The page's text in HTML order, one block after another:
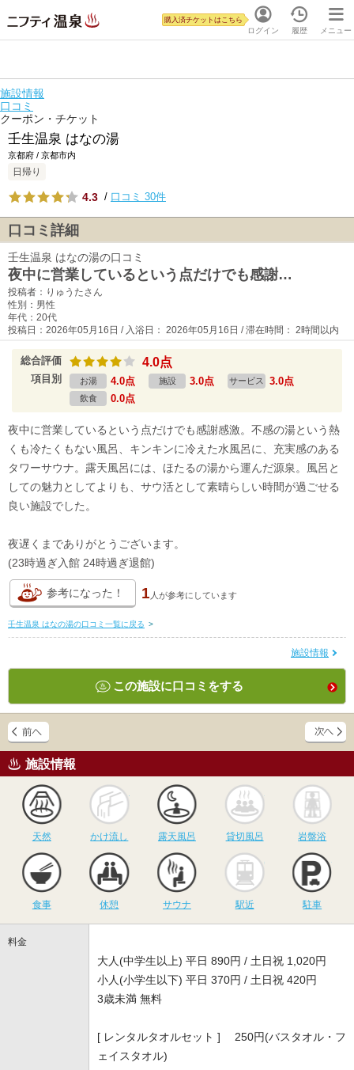
ログイン
購入済チケットはこちら
履歴 メニュー
施設情報
口コミ
クーポン・チケット
壬生温泉 はなの湯
京都府 / 京都市内
日帰り
4.3 / 口コミ 30件
口コミ詳細
壬生温泉 はなの湯の口コミ
夜中に営業しているという点だけでも感謝…
投稿者：りゅうたさん
性別：男性
年代：20代
投稿日：2026年05月16日 / 入浴日： 2026年05月16日 / 滞在時間： 2時間以内
総合評価 4.0点
項目別 お湯 4.0点 施設 3.0点 サービス 3.0点
飲食 0.0点
夜中に営業しているという点だけでも感謝感激。不感の湯という熱
くも冷たくもない風呂、キンキンに冷えた水風呂に、充実感のある
タワーサウナ。露天風呂には、ほたるの湯から運んだ源泉。風呂と
しての魅力としてよりも、サウ活として素晴らしい時間が過ごせる
良い施設でした。
夜遅くまでありがとうございます。
(23時過ぎ入館 24時過ぎ退館)
参考になった！ 1 人が参考にしています
壬生温泉 はなの湯の口コミ一覧に戻る >
施設情報
この施設に口コミをする
施設情報
天然
かけ流し
かけ流し
露天風呂
露天風呂
貸切風呂
貸切風呂 岩盤浴
食事 休憩
サウナ
サウナ 駅近 駐車
料金
大人(中学生以上) 平日 890円 / 土日祝 1,020円
小人(小学生以下) 平日 370円 / 土日祝 420円
3歳未満 無料
[ レンタルタオルセット ] 250円(バスタオル・フ
ェイスタオル)